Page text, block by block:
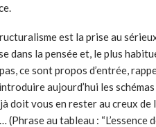
est la prise au
dans la pensée et, le plus
ce sont propos d’entrée,
aujourd’hui les
doit vous en rester au creux de
(Phrase au tableau :